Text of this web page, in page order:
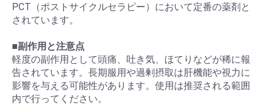
PCT（ポストサイクルセラピー）において定番の薬剤と
されています。
■副作用と注意点
軽度の副作用として頭痛、吐き気、ほてりなどが稀に報
告されています。長期服用や過剰摂取は肝機能や視力に
影響を与える可能性があります。使用は推奨される範囲
内で行ってください。